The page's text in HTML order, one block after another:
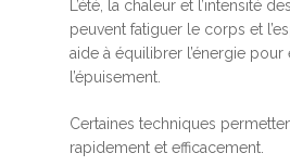
L’été, la chaleur et l’intensité
peuvent fatiguer le corps et
aide à équilibrer l’énergie pour
l’épuisement.
Certaines techniques
rapidement et efficacement.